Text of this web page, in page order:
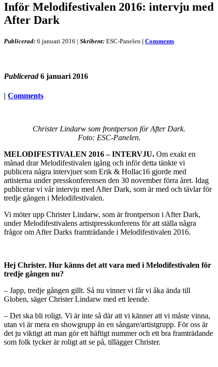
Inför Melodifestivalen 2016: intervju med
After Dark
Publicerad: 6 januari 2016 | Skribent: ESC-Panelen | Comments
Publicerad 6 januari 2016
| Comments
Christer Lindarw som frontperson för After Dark.
Foto: ESC-Panelen.
MELODIFESTIVALEN 2016 – INTERVJU. Om exakt en
månad drar Melodifestivalen igång och inför detta tänkte vi
publicera några intervjuer som Erik & Hollac16 gjorde med
artisterna under presskonferensen den 30 november förra året. Idag
publicerar vi vår intervju med After Dark, som är med och tävlar för
tredje gången i Melodifestivalen.
Vi möter upp Christer Lindarw, som är frontperson i After Dark,
under Melodifestivalens artistpresskonferens för att ställa några
frågor om After Darks framträdande i Melodifestivalen 2016.
Hej Christer. Hur känns det att vara med i Melodifestivalen för
tredje gången nu?
– Japp, tredje gången gillt. Så nu vinner vi får vi åka ända till
Globen, säger Christer Lindarw med ett leende.
– Det ska bli roligt. Vi är inte så där att vi känner att vi måste vinna,
utan vi är mera en showgrupp än en sångare/artistgrupp. För oss är
det ju viktigt att man gör ett häftigt nummer och ett bra framträdande
som folk tycker är roligt att se på, tillägger Christer.